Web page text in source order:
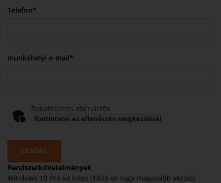
Telefon*
munkahelyi e-mail*
Robotellenes ellenőrzés
Kattintson az ellenőrzés megkezdéséhez
LEADÁS
Rendszerkövetelmények
Windows 10 Pro 64 bites (1803-as vagy magasabb verzió)